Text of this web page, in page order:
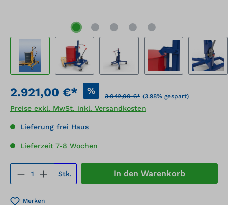
2.921,00 €* %
3.042,00 €* (3.98% gespart)
Preise exkl. MwSt. inkl. Versandkosten
Lieferung frei Haus
Lieferzeit 7-8 Wochen
Produkt Anzahl: Gib den
Stk. In den Warenkorb
Merken